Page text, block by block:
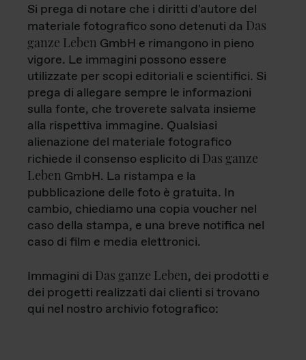
Si prega di notare che i diritti d'autore del
materiale fotografico sono detenuti da Das
ganze Leben GmbH e rimangono in pieno
vigore. Le immagini possono essere
utilizzate per scopi editoriali e scientifici. Si
prega di allegare sempre le informazioni
sulla fonte, che troverete salvata insieme
alla rispettiva immagine. Qualsiasi
alienazione del materiale fotografico
richiede il consenso esplicito di Das ganze
Leben GmbH. La ristampa e la
pubblicazione delle foto è gratuita. In
cambio, chiediamo una copia voucher nel
caso della stampa, e una breve notifica nel
caso di film e media elettronici.
Immagini di Das ganze Leben, dei prodotti e
dei progetti realizzati dai clienti si trovano
qui nel nostro archivio fotografico: